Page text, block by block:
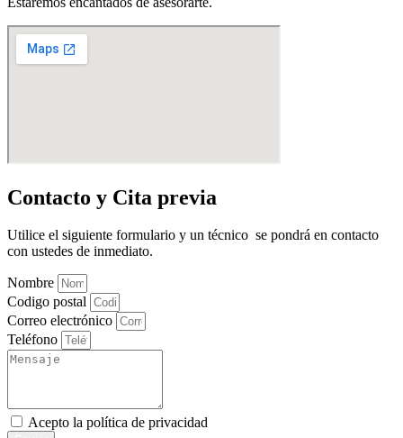
Contacto y Cita previa
Utilice el siguiente formulario y un técnico se pondrá en contacto
con ustedes de inmediato.
Nombre
Codigo postal
Correo electrónico
Teléfono
Acepto la política de privacidad